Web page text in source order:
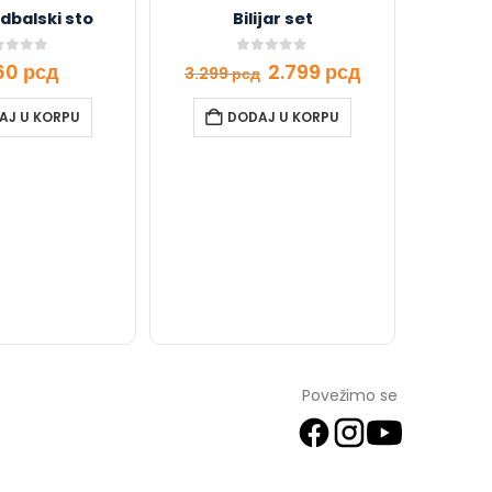
sto
of 5рсд
U KORPU
Bilijar set
out of 5
3.299рсд 2.799 рсд
DODAJ U KORPU
Povežimo se